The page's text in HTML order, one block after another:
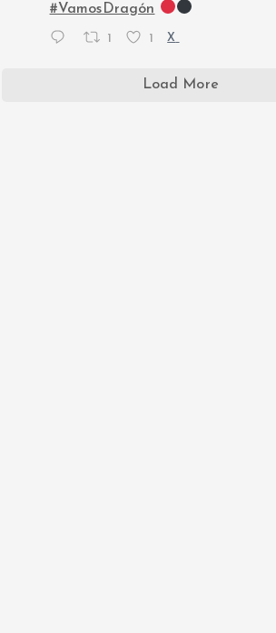
#VamosDragón
1 1 X
Load More